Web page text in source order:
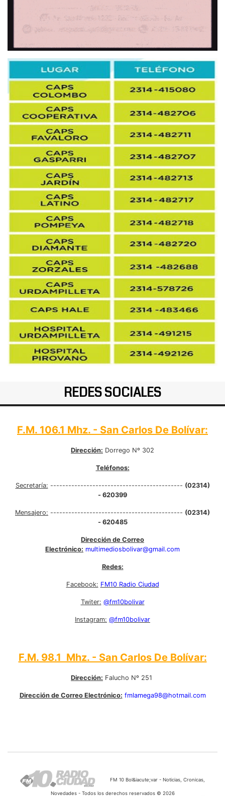
REDES SOCIALES
F.M. 106.1 Mhz. - San Carlos De Bolívar:
Dirección: Dorrego Nº 302
Teléfonos:
Secretaría: -------------------------------------------- (02314)
- 620399
Mensajero: -------------------------------------------- (02314)
- 620485
Dirección de Correo
Electrónico: multimediosbolivar@gmail.com
Redes:
Facebook: FM10 Radio Ciudad
Twiter: @fm10bolivar
Instagram: @fm10bolivar
F.M. 98.1 Mhz. - San Carlos De Bolívar:
Dirección: Falucho Nº 251
Dirección de Correo Electrónico: fmlamega98@hotmail.com
FM 10 Bol&iacute;var - Noticias, Cronicas,
Novedades - Todos los derechos reservados © 2026